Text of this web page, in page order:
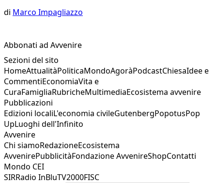
di Marco Impagliazzo
Abbonati ad Avvenire
Sezioni del sito
HomeAttualitàPoliticaMondoAgoràPodcastChiesaIdee e
CommentiEconomiaVita e
CuraFamigliaRubricheMultimediaEcosistema avvenire
Pubblicazioni
Edizioni localiL'economia civileGutenbergPopotusPop
UpLuoghi dell'Infinito
Avvenire
Chi siamoRedazioneEcosistema
AvvenirePubblicitàFondazione AvvenireShopContatti
Mondo CEI
SIRRadio InBluTV2000FISC